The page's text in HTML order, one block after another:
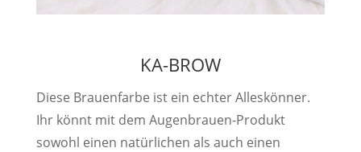
KA-BROW
Diese Brauenfarbe ist ein echter Alleskönner.
Ihr könnt mit dem Augenbrauen-Produkt
sowohl einen natürlichen als auch einen